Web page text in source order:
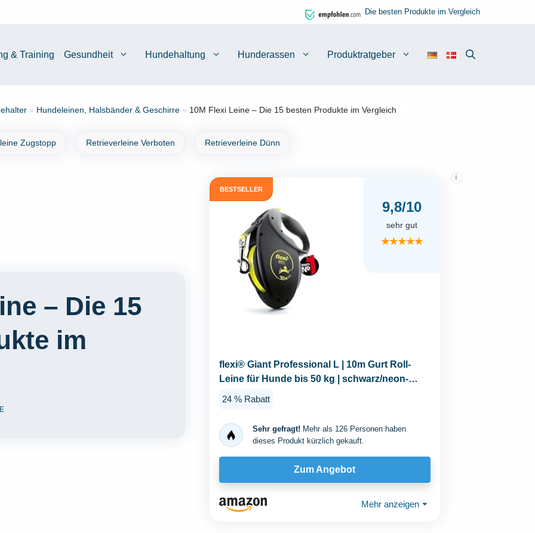
Die besten Produkte im Vergleich
& Training Gesundheit Hundehaltung Hunderassen Produktratgeber
» Hundeleinen, Halsbänder & Geschirre » 10M Flexi Leine – Die 15 besten Produkte im Vergleich
Zugstopp Retrieverleine Verboten Retrieverleine Dünn
– Die 15
im
BESTSELLER
9,8/10
i
sehr gut
★★★★★
flexi® Giant Professional L | 10m Gurt Roll-
Leine für Hunde bis 50 kg | schwarz/neon-
24 % Rabatt
Sehr gefragt! Mehr als 126 Personen haben
dieses Produkt kürzlich gekauft.
Zum Angebot
Mehr anzeigen ⏷